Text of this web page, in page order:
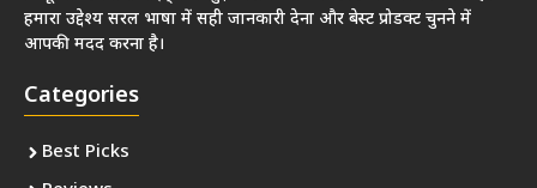
हमारा उद्देश्य सरल भाषा में सही जानकारी देना और बेस्ट प्रोडक्ट चुनने में
आपकी मदद करना है।
Categories
Best Picks